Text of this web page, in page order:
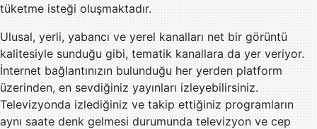
tüketme isteği oluşmaktadır.
Ulusal, yerli, yabancı ve yerel kanalları net bir görüntü
kalitesiyle sunduğu gibi, tematik kanallara da yer veriyor.
İnternet bağlantınızın bulunduğu her yerden platform
üzerinden, en sevdiğiniz yayınları izleyebilirsiniz.
Televizyonda izlediğiniz ve takip ettiğiniz programların
aynı saate denk gelmesi durumunda televizyon ve cep